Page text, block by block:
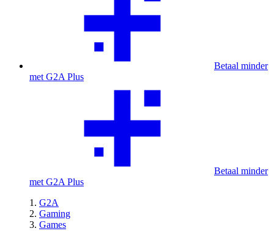
Betaal minder
met G2A Plus
Betaal minder
met G2A Plus
G2A
Gaming
Games